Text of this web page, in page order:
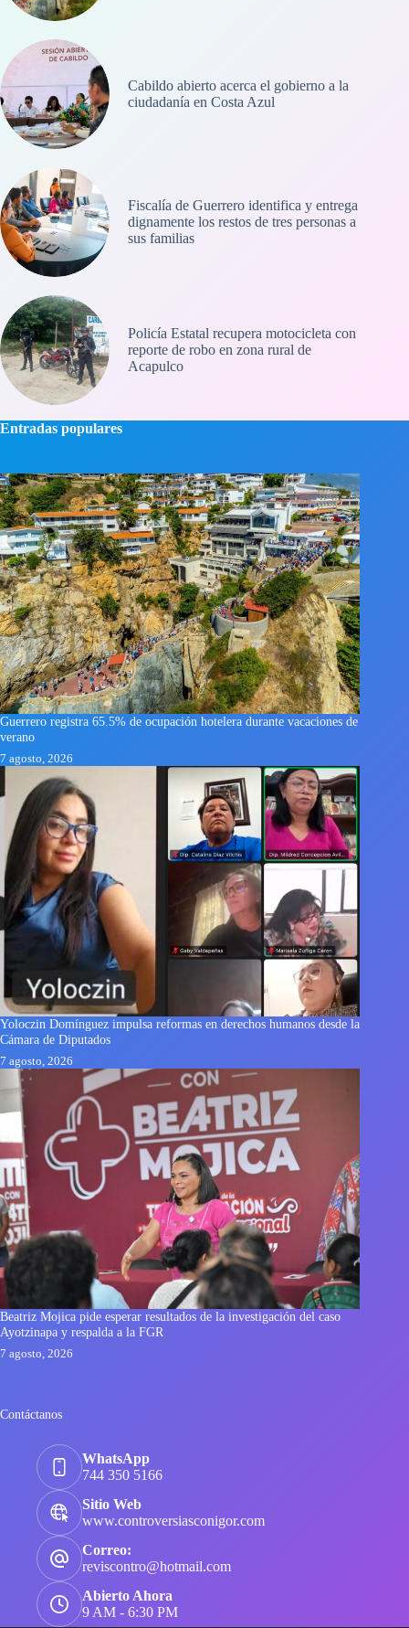
Cabildo abierto acerca el gobierno a la
ciudadanía en Costa Azul
Fiscalía de Guerrero identifica y entrega
dignamente los restos de tres personas a
sus familias
Policía Estatal recupera motocicleta con
reporte de robo en zona rural de
Acapulco
Entradas populares
Guerrero registra 65.5% de ocupación hotelera durante vacaciones de
verano
7 agosto, 2026
Yoloczin Domínguez impulsa reformas en derechos humanos desde la
Cámara de Diputados
7 agosto, 2026
Beatriz Mojica pide esperar resultados de la investigación del caso
Ayotzinapa y respalda a la FGR
7 agosto, 2026
Contáctanos
WhatsApp
744 350 5166
Sitio Web
www.controversiasconigor.com
Correo:
reviscontro@hotmail.com
Abierto Ahora
9 AM - 6:30 PM